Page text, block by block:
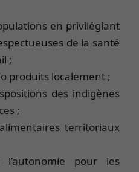
en privilégiant
de la santé
;
produits localement ;
des indigènes
;
territoriaux
l’autonomie pour les